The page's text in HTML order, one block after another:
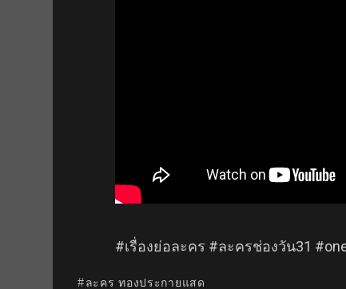
#เรื่องย่อละคร #ละครช่องวัน31
ละคร ทองประกายแสด